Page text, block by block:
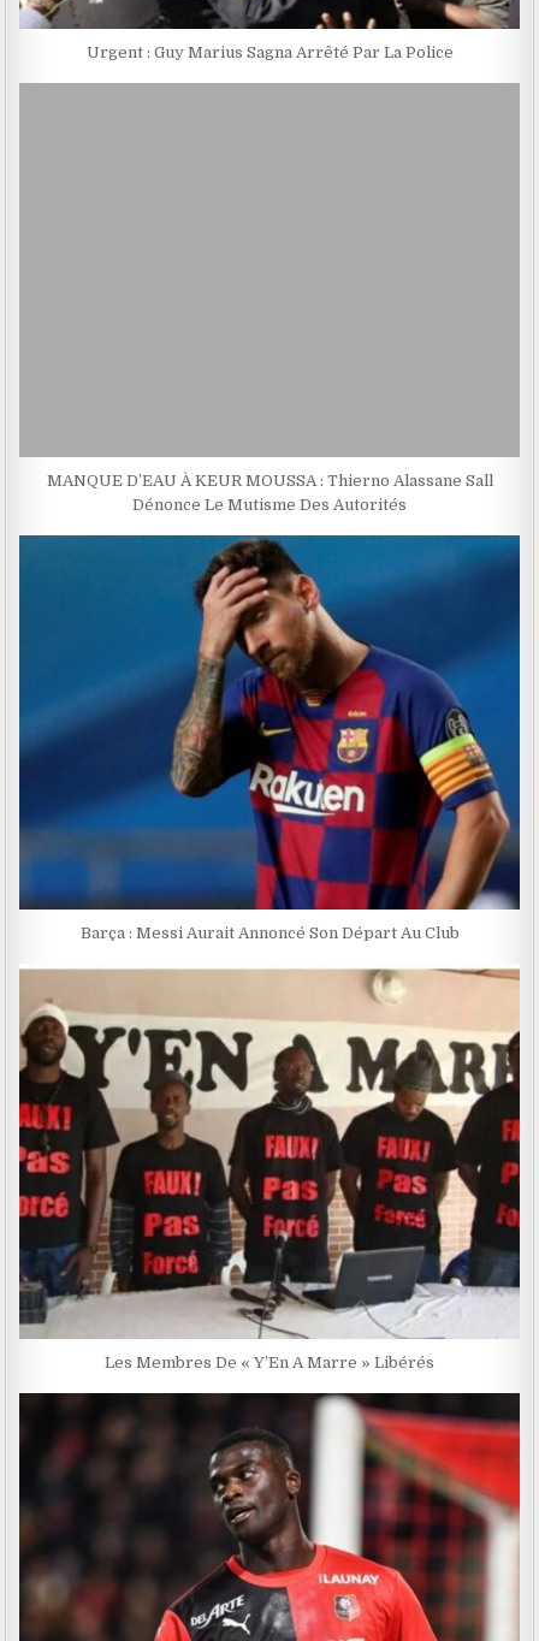
Urgent : Guy Marius Sagna Arrêté Par La Police
MANQUE D’EAU À KEUR MOUSSA : Thierno Alassane Sall
Dénonce Le Mutisme Des Autorités
Barça : Messi Aurait Annoncé Son Départ Au Club
Les Membres De « Y’En A Marre » Libérés